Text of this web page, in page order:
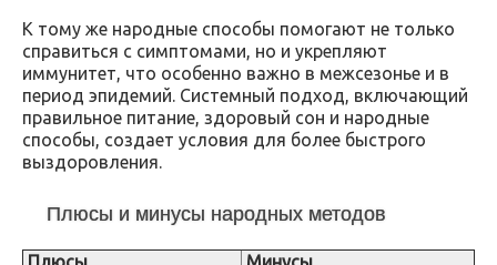
К тому же народные способы помогают не только
справиться с симптомами, но и укрепляют
иммунитет, что особенно важно в межсезонье и в
период эпидемий. Системный подход, включающий
правильное питание, здоровый сон и народные
способы, создает условия для более быстрого
выздоровления.
Плюсы и минусы народных методов